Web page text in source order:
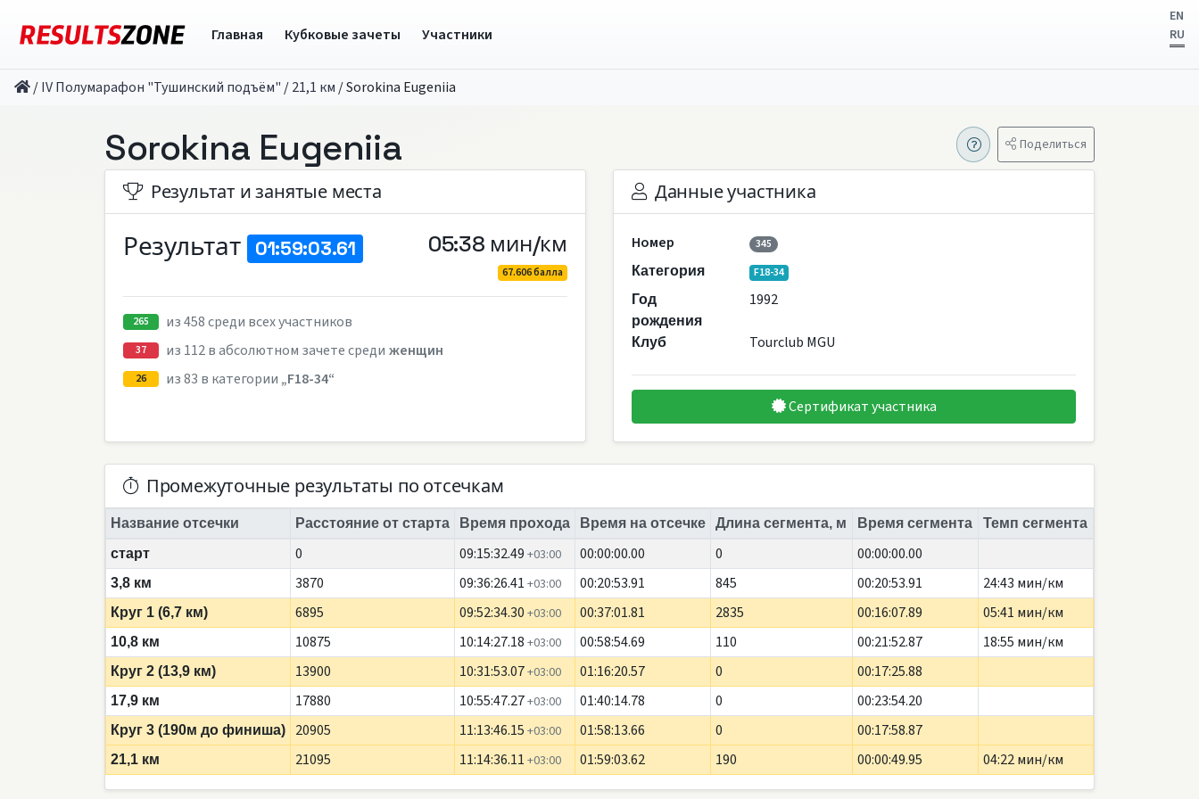
Главная Кубковые зачеты Участники
EN
RU
/IV Полумарафон "Тушинский подъём" /21,1 км /Sorokina Eugeniia
Sorokina Eugeniia Поделиться
Результат и занятые места
Результат 01:59:03.61 05:38 мин/км
67.606 балла
265 из 458 среди всех участников
37 из 112 в абсолютном зачете среди женщин
26 из 83 в категории „F18-34“
Данные участника
Номер
345
Категория
F18-34
Год
рождения
1992
Клуб Tourclub MGU
Сертификат участника
Промежуточные результаты по отсечкам
Название отсечки Расстояние от старта Время прохода Время на отсечке Длина сегмента, м Время сегмента
Темп сегмента
старт
0 09:15:32.49 +03:00 00:00:00.00 0 00:00:00.00
3,8 км 3870 09:36:26.41 +03:00 00:20:53.91 845 00:20:53.91 24:43 мин/км
Круг 1 (6,7 км) 6895 09:52:34.30 +03:00 00:37:01.81 2835 00:16:07.89 05:41 мин/км
10,8 км 10875 10:14:27.18 +03:00 00:58:54.69 110 00:21:52.87 18:55 мин/км
Круг 2 (13,9 км) 13900 10:31:53.07+03:00 01:16:20.57 0 00:17:25.88
17,9 км 17880 10:55:47.27+03:00 01:40:14.78 0 00:23:54.20
Круг 3 (190м до финиша) 20905 11:13:46.15 +03:00 01:58:13.66 0 00:17:58.87
21,1 км 21095 11:14:36.11 +03:00 01:59:03.62 190 00:00:49.95 04:22 мин/км